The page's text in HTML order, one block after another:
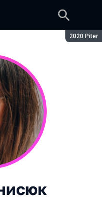
Сезон:
2020 Piter